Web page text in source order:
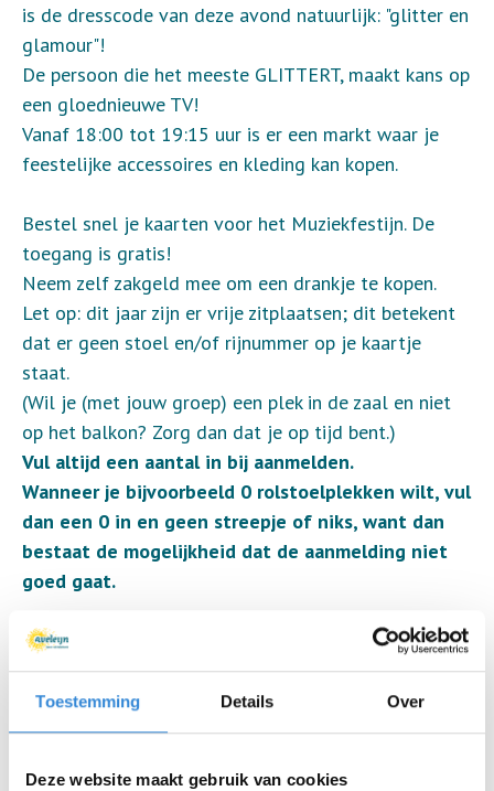
Toestemming Details Over
Deze website maakt gebruik van cookies
is de dresscode van deze avond natuurlijk: "glitter en
glamour"!
De persoon die het meeste GLITTERT, maakt kans op
een gloednieuwe TV!
Vanaf 18:00 tot 19:15 uur is er een markt waar je
feestelijke accessoires en kleding kan kopen.
Bestel snel je kaarten voor het Muziekfestijn. De
toegang is gratis!
Neem zelf zakgeld mee om een drankje te kopen.
Let op: dit jaar zijn er vrije zitplaatsen; dit betekent
dat er geen stoel en/of rijnummer op je kaartje
staat.
(Wil je (met jouw groep) een plek in de zaal en niet
op het balkon? Zorg dan dat je op tijd bent.)
Vul altijd een aantal in bij aanmelden.
Wanneer je bijvoorbeeld 0 rolstoelplekken wilt, vul
dan een 0 in en geen streepje of niks, want dan
bestaat de mogelijkheid dat de aanmelding niet
goed gaat.
LET OP: vanaf 18-10 worden er geen kaarten meer
verstuurd.
Kaarten die vanaf nu nog worden besteld kunnen
afgehaald worden bij de infobalie van het